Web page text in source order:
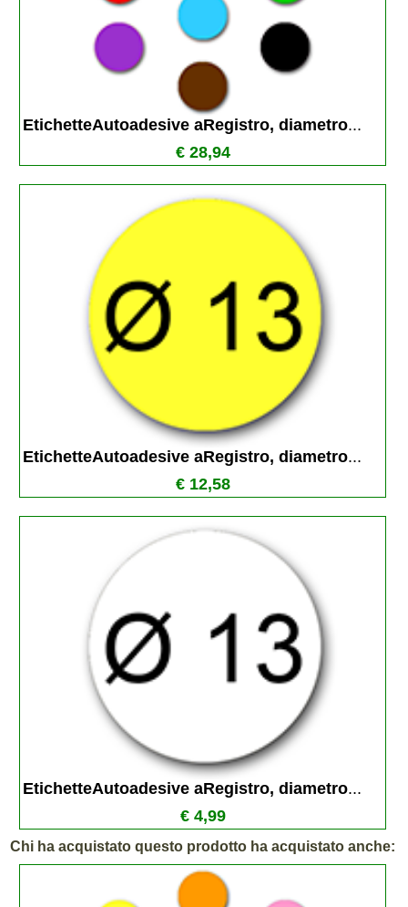
EtichetteAutoadesive aRegistro, diametro...
€ 28,94
EtichetteAutoadesive aRegistro, diametro...
€ 12,58
EtichetteAutoadesive aRegistro, diametro...
€ 4,99
Chi ha acquistato questo prodotto ha acquistato anche: